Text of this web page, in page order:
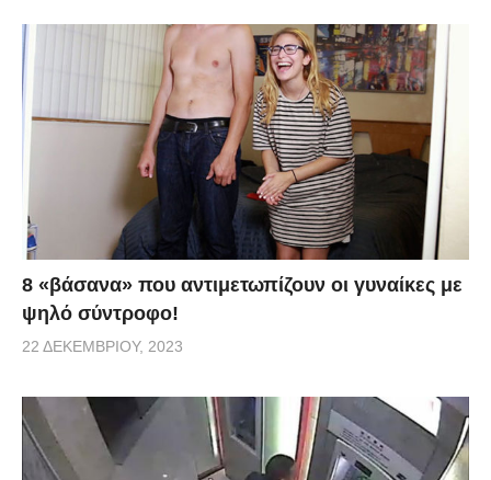
8 «βάσανα» που αντιμετωπίζουν οι γυναίκες με
ψηλό σύντροφο!
22 ΔΕΚΕΜΒΡΊΟΥ, 2023